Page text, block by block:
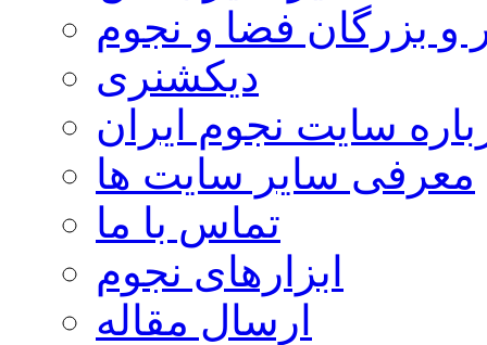
و بزرگان فضا و نجوم
دیکشنری
سایت نجوم ایران
معرفی سایر سایت ها
تماس با ما
ابزارهای نجوم
ارسال مقاله